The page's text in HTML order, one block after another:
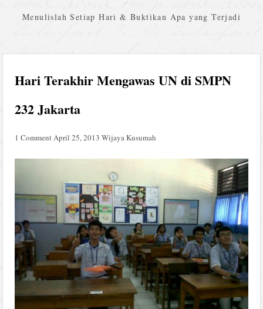
Menulislah Setiap Hari & Buktikan Apa yang Terjadi
Hari Terakhir Mengawas UN di SMPN
232 Jakarta
1 Comment April 25, 2013 Wijaya Kusumah